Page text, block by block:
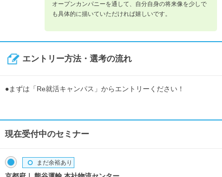
オープンカンパニーを通して、自分自身の将来像を少しで
も具体的に描いていただければ嬉しいです。
エントリー方法・選考の流れ
●まずは「Re就活キャンパス」からエントリーください！
現在受付中のセミナー
まだ余裕あり